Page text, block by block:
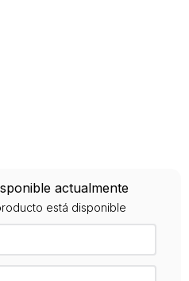
actualmente
está disponible